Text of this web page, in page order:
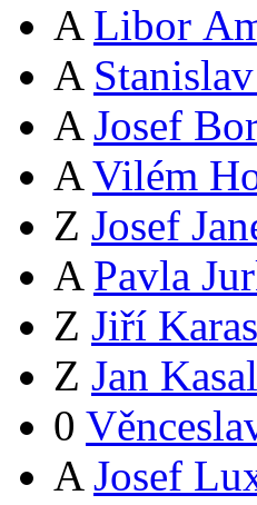
A Libor
A
A Josef
A Vilém
Z Josef
A Pavla
Z Jiří Karas
Z Jan Kasal
0
A Josef